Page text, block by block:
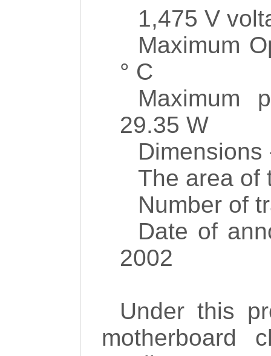
1,475 V
Maximum
° C
Maximum
29.35 W
The area of
Number of
Date of
2002
Under this
motherboard